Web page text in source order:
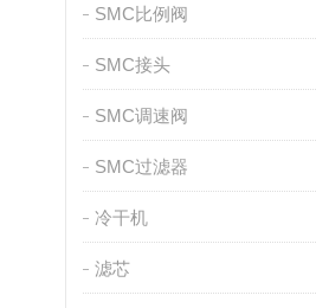
SMC比例阀
SMC接头
SMC调速阀
SMC过滤器
冷干机
滤芯